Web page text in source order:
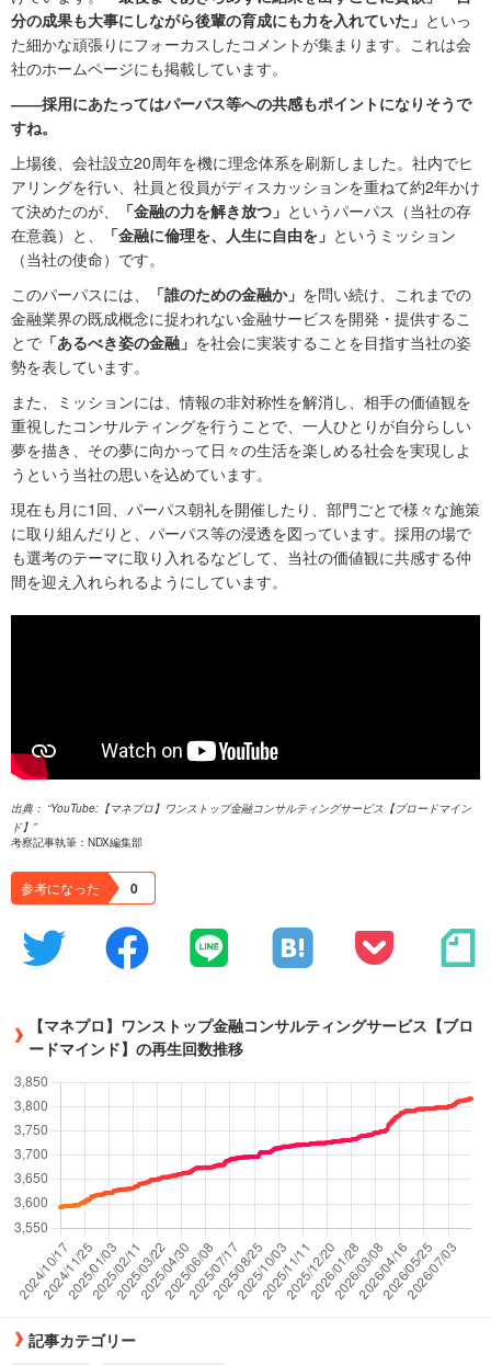
分の成果も大事にしながら後輩の育成にも力を入れていた」 といっ
た細かな頑張りにフォーカスしたコメントが集まります。これは会
社のホームページにも掲載しています。
――採用にあたってはパーパス等への共感もポイントになりそうで
すね。
上場後、会社設立20周年を機に理念体系を刷新しました。社内でヒ
アリングを行い、社員と役員がディスカッションを重ねて約2年かけ
て決めたのが、
「金融の力を解き放つ」 というパーパス（当社の存
在意義）と、
「金融に倫理を、人生に自由を」 というミッション
（当社の使命）です。
このパーパスには、
「誰のための金融か」 を問い続け、これまでの
金融業界の既成概念に捉われない金融サービスを開発・提供するこ
とで 「あるべき姿の金融」 を社会に実装することを目指す当社の姿
勢を表しています。
また、ミッションには、情報の非対称性を解消し、相手の価値観を
重視したコンサルティングを行うことで、一人ひとりが自分らしい
夢を描き、その夢に向かって日々の生活を楽しめる社会を実現しよ
うという当社の思いを込めています。
現在も月に1回、パーパス朝礼を開催したり、部門ごとで様々な施策
に取り組んだりと、パーパス等の浸透を図っています。採用の場で
も選考のテーマに取り入れるなどして、当社の価値観に共感する仲
間を迎え入れられるようにしています。
YouTube:【マネプロ】ワンストップ金融コンサルティングサービス【ブロードマイン
ド】
考察記事執筆：NDX編集部
参考になった 0
【マネプロ】ワンストップ金融コンサルティングサービス【ブロ
ードマインド】の再生回数推移
記事カテゴリー